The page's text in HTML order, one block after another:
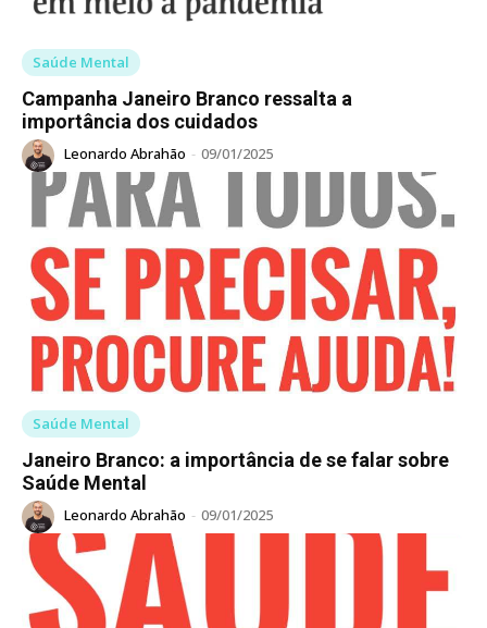
Saúde Mental
Campanha Janeiro Branco ressalta a
importância dos cuidados
Leonardo Abrahão - 09/01/2025
Saúde Mental
Janeiro Branco: a importância de se falar sobre
Saúde Mental
Leonardo Abrahão - 09/01/2025